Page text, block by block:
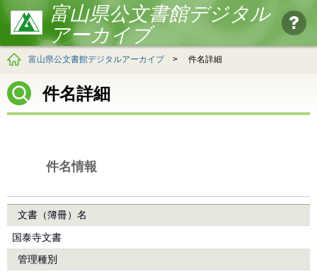
富山県公文書館デジタル
アーカイブ
富山県公文書館デジタルアーカイブ > 件名詳細
件名詳細
件名情報
文書（簿冊）名
国泰寺文書
管理種別